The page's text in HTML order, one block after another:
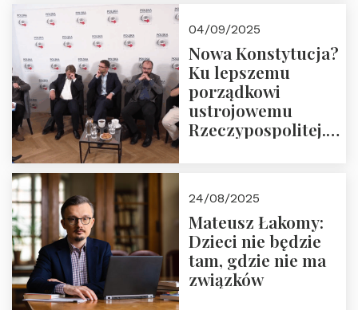
04/09/2025
Nowa Konstytucja?
Ku lepszemu
porządkowi
ustrojowemu
Rzeczypospolitej.
24/08/2025
Mateusz Łakomy:
Dzieci nie będzie
tam, gdzie nie ma
związków